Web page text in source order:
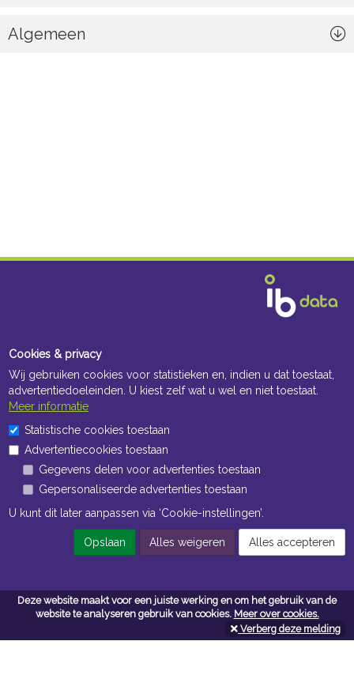
Deze website maakt voor een juiste werking en om het gebruik van de
website te analyseren gebruik van cookies. Meer over cookies.
Verberg deze melding
Algemeen
Openingstijden Kantoor
Openingstijden Magazijn
Navigatie
Algemene voorwaarden
Privacy
Cookies & privacy
Wij gebruiken cookies voor statistieken en, indien u dat toestaat,
advertentiedoeleinden. U kiest zelf wat u wel en niet toestaat.
Meer informatie
Statistische cookies toestaan
Advertentiecookies toestaan
Gegevens delen voor advertenties toestaan
Gepersonaliseerde advertenties toestaan
U kunt dit later aanpassen via ‘Cookie-instellingen’.
Opslaan Alles weigeren Alles accepteren